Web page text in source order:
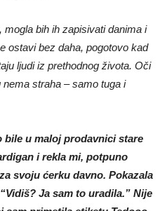
bih ih zapisivati danima i
ostavi bez daha, pogotovo kad
ljudi iz prethodnog života. Oči
straha – samo tuga i
bile u maloj prodavnici stare
i rekla mi, potpuno
svoju ćerku davno. Pokazala
Ja sam to uradila.” Nije